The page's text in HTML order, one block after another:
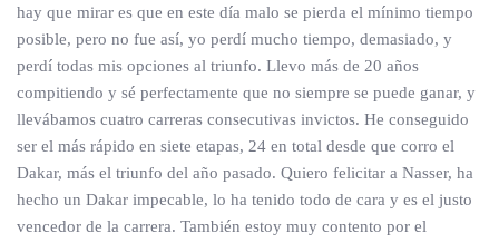
hay que mirar es que en este día malo se pierda el mínimo tiempo
posible, pero no fue así, yo perdí mucho tiempo, demasiado, y
perdí todas mis opciones al triunfo. Llevo más de 20 años
compitiendo y sé perfectamente que no siempre se puede ganar, y
llevábamos cuatro carreras consecutivas invictos. He conseguido
ser el más rápido en siete etapas, 24 en total desde que corro el
Dakar, más el triunfo del año pasado. Quiero felicitar a Nasser, ha
hecho un Dakar impecable, lo ha tenido todo de cara y es el justo
vencedor de la carrera. También estoy muy contento por el